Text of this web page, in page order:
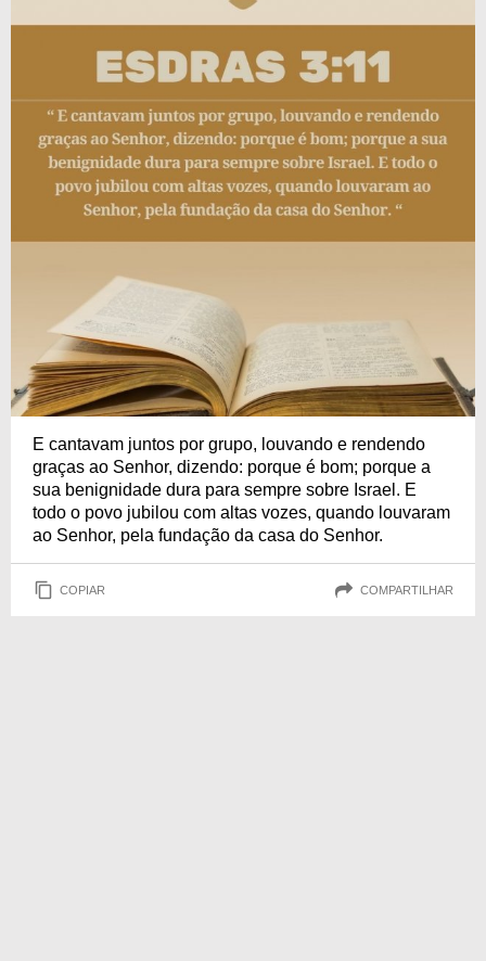
E cantavam juntos por grupo, louvando e rendendo
graças ao Senhor, dizendo: porque é bom; porque a
sua benignidade dura para sempre sobre Israel. E
todo o povo jubilou com altas vozes, quando louvaram
ao Senhor, pela fundação da casa do Senhor.
COPIAR COMPARTILHAR